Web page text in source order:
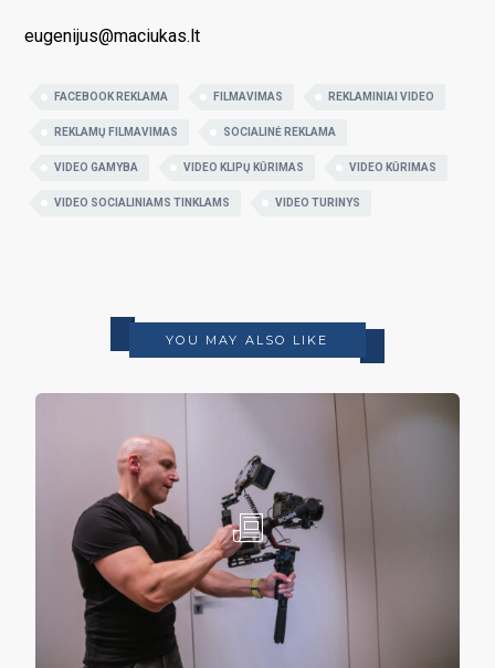
eugenijus@maciukas.lt
FACEBOOK REKLAMA FILMAVIMAS REKLAMINIAI VIDEO
REKLAMŲ FILMAVIMAS SOCIALINĖ REKLAMA
VIDEO GAMYBA VIDEO KLIPŲ KŪRIMAS VIDEO KŪRIMAS
VIDEO SOCIALINIAMS TINKLAMS VIDEO TURINYS
YOU MAY ALSO LIKE